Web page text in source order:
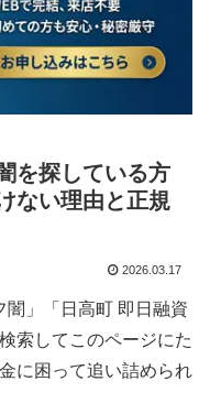
を探している方
ない理由と正規
2026.03.17
闇」「日高町 即日融資
索してこのページにた
に困って追い詰められ